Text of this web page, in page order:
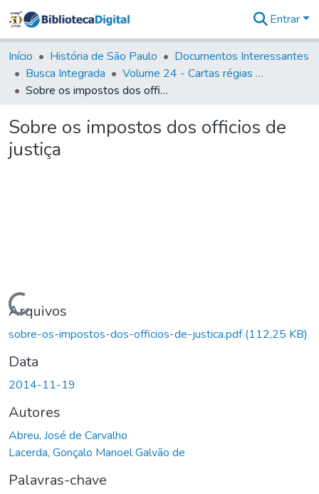
&
Coleções
Tudo na
Biblioteca
Estatísticas
Entrar
Início História de São Paulo
Documentos Interessantes
Busca Integrada
Volume 24 - Cartas régias e provisões (1730- 1738)
Sobre os impostos dos officios de justiça
Sobre os impostos dos officios de
justiça
Carregando...
Arquivos
sobre-os-impostos-dos-officios-de-justica.pdf(112,25 KB)
Data
2014-11-19
Autores
Abreu, José de Carvalho
Lacerda, Gonçalo Manoel Galvão de
Palavras-chave